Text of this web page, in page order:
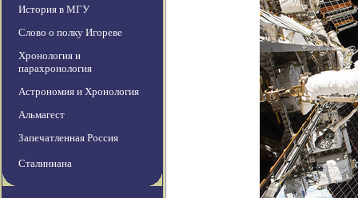
История в МГУ
Слово о полку Игореве
Хронология и
парахронология
Астрономия и Хронология
Альмагест
Запечатленная Россия
Сталиниана